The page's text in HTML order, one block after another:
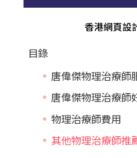
香港網頁設
目錄
唐偉傑物理治療師
唐偉傑物理治療師
物理治療師費用
其他物理治療師推